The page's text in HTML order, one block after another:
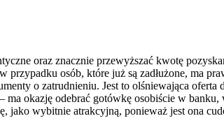
oraz znacznie przewyższać kwotę
osób, które już są zadłużone, ma
o zatrudnieniu. Jest to olśniewająca
okazję odebrać gotówkę osobiście w
jako wybitnie atrakcyjną, ponieważ jest ona